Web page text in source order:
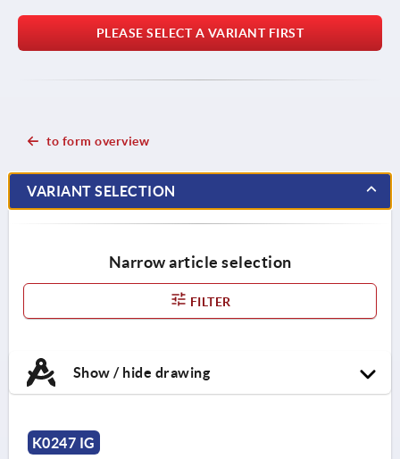
PLEASE SELECT A VARIANT FIRST
to form overview
VARIANT SELECTION
Narrow article selection
FILTER
Show / hide drawing
K0247 IG